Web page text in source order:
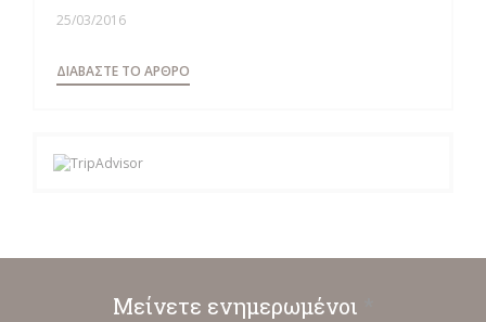
25/03/2016
ΔΙΑΒΆΣΤΕ ΤΟ ΆΡΘΡΟ
Μείνετε ενημερωμένοι